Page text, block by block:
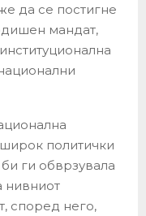
да се постигне
мандат,
широк политички
ги обврзувала
нивниот
според него,